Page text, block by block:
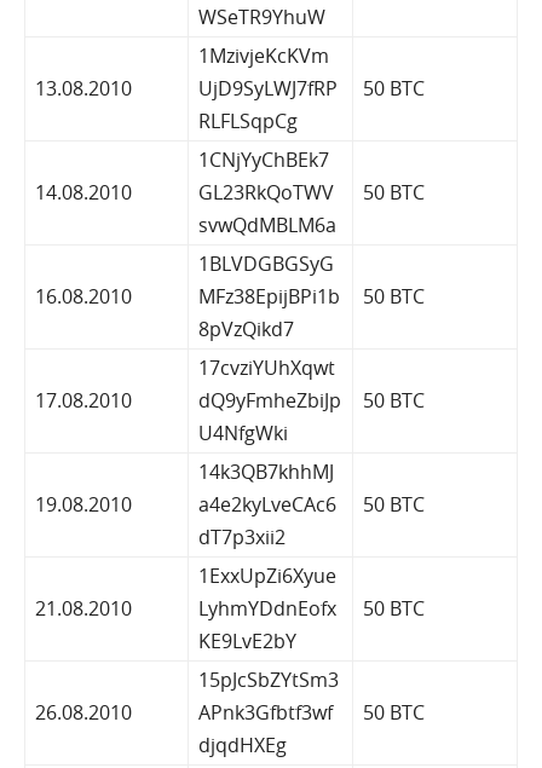
WSeTR9YhuW
13.08.2010
1MzivjeKcKVm
UjD9SyLWJ7fRP
RLFLSqpCg
50 BTC
14.08.2010
1CNjYyChBEk7
GL23RkQoTWV
svwQdMBLM6a
50 BTC
16.08.2010
1BLVDGBGSyG
MFz38EpijBPi1b
8pVzQikd7
50 BTC
17.08.2010
17cvziYUhXqwt
dQ9yFmheZbiJp
U4NfgWki
50 BTC
19.08.2010
14k3QB7khhMJ
a4e2kyLveCAc6
dT7p3xii2
50 BTC
21.08.2010
1ExxUpZi6Xyue
LyhmYDdnEofx
KE9LvE2bY
50 BTC
26.08.2010
15pJcSbZYtSm3
APnk3Gfbtf3wf
djqdHXEg
50 BTC